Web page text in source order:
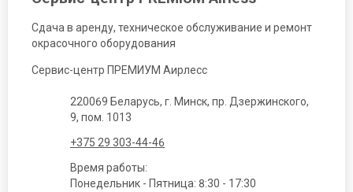
Сдача в аренду, техническое обслуживание и ремонт
окрасочного оборудования
Сервис-центр ПРЕМИУМ Аирлесс
220069 Беларусь, г. Минск, пр. Дзержинского,
9, пом. 1013
+375 29 303-44-46
Время работы:
Понедельник - Пятница: 8:30 - 17:30